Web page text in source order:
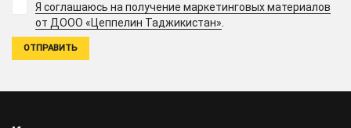
Я соглашаюсь на получение маркетинговых материалов
от ДООО «Цеппелин Таджикистан».